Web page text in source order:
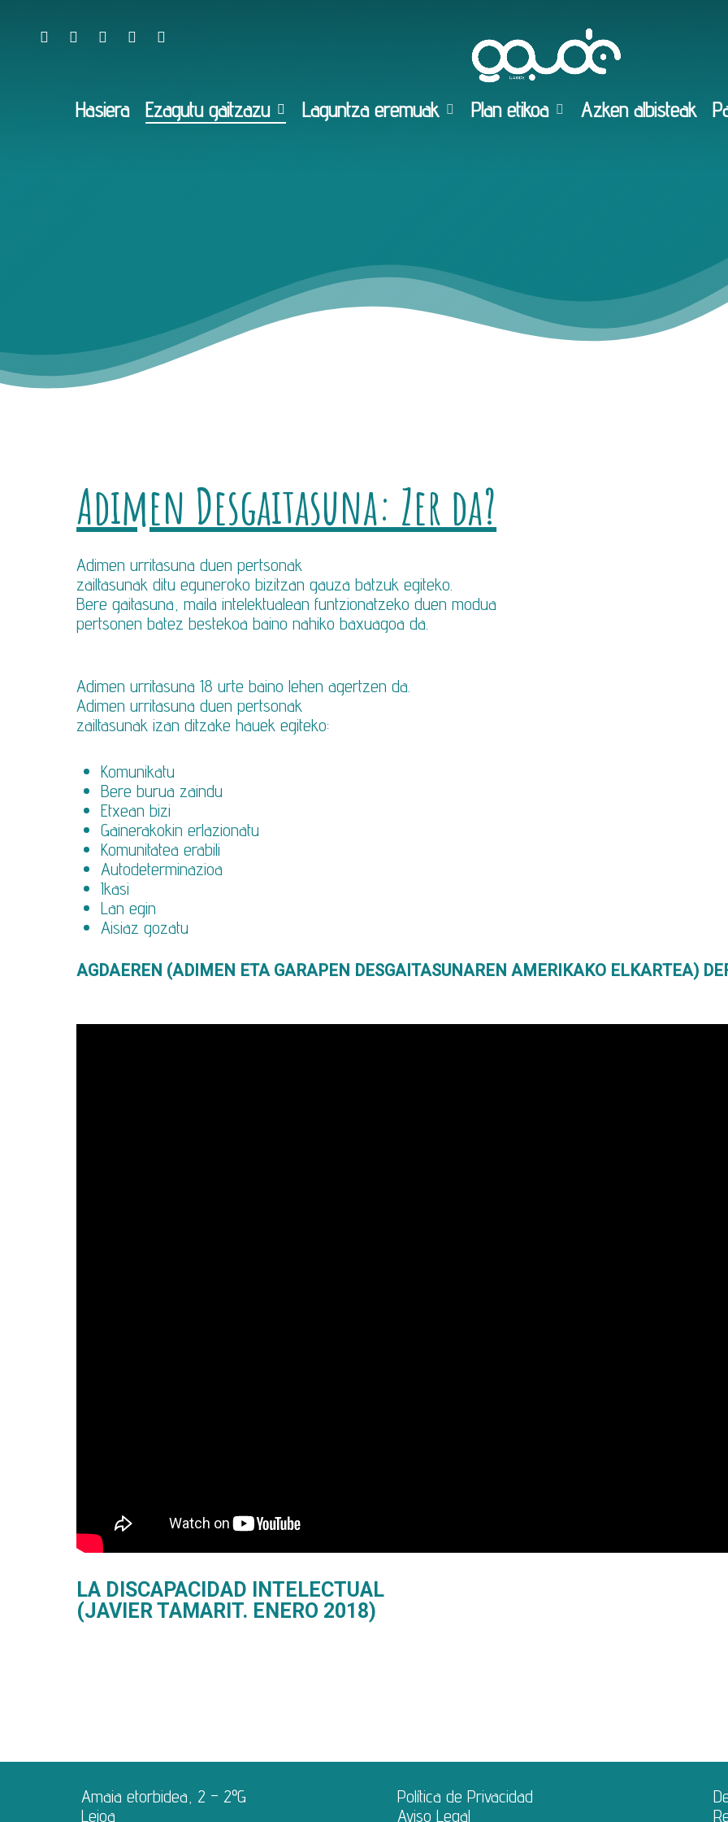
Hasiera Ezagutu gaitzazu Laguntza eremuak Plan etikoa Azken albisteak
Adimen Desgaitasuna
Adimen Desgaitasuna: Zer da?
Adimen urritasuna duen pertsonak
zailtasunak ditu eguneroko bizitzan gauza batzuk egiteko.
Bere gaitasuna, maila intelektualean funtzionatzeko duen modua
pertsonen batez bestekoa baino nahiko baxuagoa da.
Adimen urritasuna 18 urte baino lehen agertzen da.
Adimen urritasuna duen pertsonak
zailtasunak izan ditzake hauek egiteko:
Komunikatu
Bere burua zaindu
Etxean bizi
Gainerakokin erlazionatu
Komunitatea erabili
Autodeterminazioa
Ikasi
Lan egin
Aisiaz gozatu
AGDAEREN (ADIMEN ETA GARAPEN DESGAITASUNAREN AMERIKAKO ELKARTEA)
LA DISCAPACIDAD INTELECTUAL
(JAVIER TAMARIT. ENERO 2018)
Amaia etorbidea, 2 – 2ºG
Leioa
Política de Privacidad
Aviso Legal